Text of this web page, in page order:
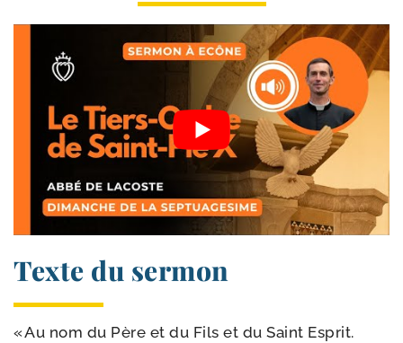
Texte du sermon
« Au nom du Père et du Fils et du Saint Esprit.